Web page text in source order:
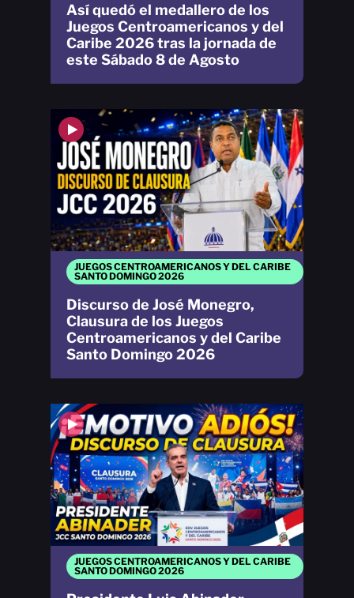
JUEGOS CENTROAMERICANOS Y DEL CARIBE
SANTO DOMINGO 2026
JUEGOS CENTROAMERICANOS Y DEL CARIBE
SANTO DOMINGO 2026
Discurso de José Monegro,
Clausura de los Juegos
Centroamericanos y del Caribe
Santo Domingo 2026
Así quedó el medallero de los
Juegos Centroamericanos y del
Caribe 2026 tras la jornada de
este Sábado 8 de Agosto